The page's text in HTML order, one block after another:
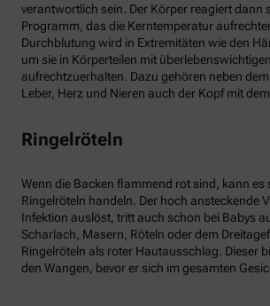
verantwortlich sein. Der Körper reagiert dann
Programm, das die Kerntemperatur
Durchblutung wird in Extremitäten wie den
um sie in Körperteilen mit
aufrechtzuerhalten. Dazu gehören neben
Leber, Herz und Nieren auch der Kopf mit dem
Ringelröteln
Wenn die Backen flammend rot sind, kann es
Ringelröteln handeln. Der hoch ansteckende
Infektion auslöst, tritt auch schon bei Babys
Scharlach, Masern, Röteln oder dem
Ringelröteln als roter Hautausschlag. Dieser
den Wangen, bevor er sich im gesamten